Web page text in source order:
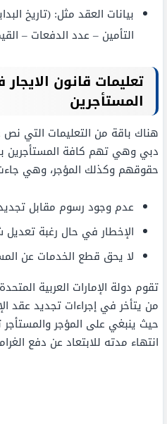
بيانات العقد مثل: (تاريخ
التأمين – عدد الدفعات –
تعليمات قانون
المستأجرين
هناك باقة من التعليمات التي نص
دبي وهي تهم كافة المستأجرين
حقوقهم وكذلك المؤجر، وهي
عدم وجود رسوم مقابل تجديد
الإخطار في حال رغبة
لا يحق قطع الخدمات عن
تقوم دولة الإمارات العربية
من يتأخر في إجراءات تجديد عقد
حيث ينبغي على المؤجر والمستأجر
انتهاء مدته للابتعاد عن دفع